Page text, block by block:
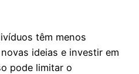
têm menos
ideias e investir em
pode limitar o